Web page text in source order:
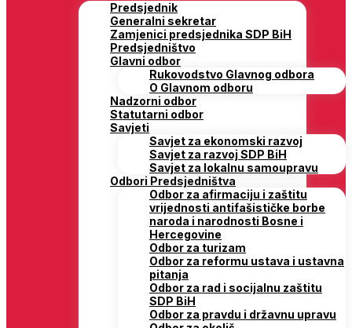
Predsjednik
Generalni sekretar
Zamjenici predsjednika SDP BiH
Predsjedništvo
Glavni odbor
Rukovodstvo Glavnog odbora
O Glavnom odboru
Nadzorni odbor
Statutarni odbor
Savjeti
Savjet za ekonomski razvoj
Savjet za razvoj SDP BiH
Savjet za lokalnu samoupravu
Odbori Predsjedništva
Odbor za afirmaciju i zaštitu
vrijednosti antifašističke borbe
naroda i narodnosti Bosne i
Hercegovine
Odbor za turizam
Odbor za reformu ustava i ustavna
pitanja
Odbor za rad i socijalnu zaštitu
SDP BiH
Odbor za pravdu i državnu upravu